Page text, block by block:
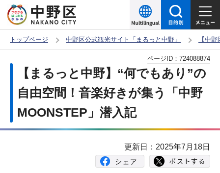
の
ー
す
トップページ 中野区公式観光サイト「まるっと中野」 【中
【まるっと中野】“何でもあり”の
自由空間！音楽好きが集う「中野
MOONSTEP」潜入記
ページID： 724088874
更新日：2025年7月18日